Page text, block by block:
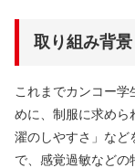
取り組み背景
これまでカンコー
めに、制服に求めら
濯のしやすさ」など
で、感覚過敏などの